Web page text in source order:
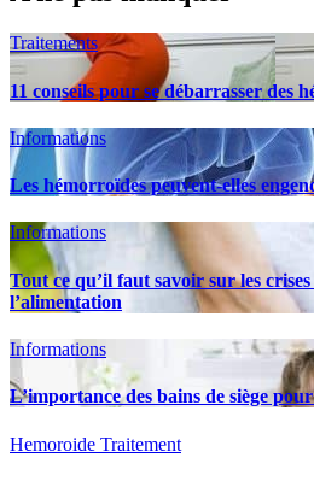
Traitements
11 conseils pour se débarrasser des
Informations
Les hémorroïdes peuvent-elles
Informations
Tout ce qu’il faut savoir sur les
l’alimentation
Informations
L’importance des bains de siège
Hemoroide Traitement